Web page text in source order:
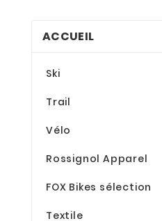
ACCUEIL
Ski
Trail
Vélo
Rossignol Apparel
FOX Bikes sélection
Textile